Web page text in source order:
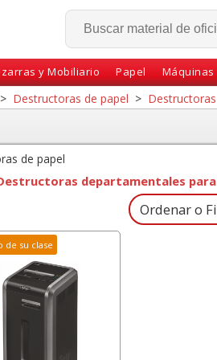
y Mobiliario Papel Máquinas
> Destructoras de papel >
de papel
departamentales para
Ordenar o
de su clase
personalizable Esselte